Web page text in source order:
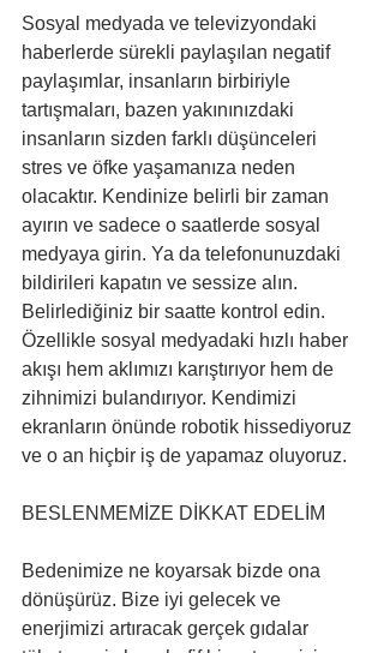
Sosyal medyada ve televizyondaki
haberlerde sürekli paylaşılan negatif
paylaşımlar, insanların birbiriyle
tartışmaları, bazen yakınınızdaki
insanların sizden farklı düşünceleri
stres ve öfke yaşamanıza neden
olacaktır. Kendinize belirli bir zaman
ayırın ve sadece o saatlerde sosyal
medyaya girin. Ya da telefonunuzdaki
bildirileri kapatın ve sessize alın.
Belirlediğiniz bir saatte kontrol edin.
Özellikle sosyal medyadaki hızlı haber
akışı hem aklımızı karıştırıyor hem de
zihnimizi bulandırıyor. Kendimizi
ekranların önünde robotik hissediyoruz
ve o an hiçbir iş de yapamaz oluyoruz.
BESLENMEMİZE DİKKAT EDELİM
Bedenimize ne koyarsak bizde ona
dönüşürüz. Bize iyi gelecek ve
enerjimizi artıracak gerçek gıdalar